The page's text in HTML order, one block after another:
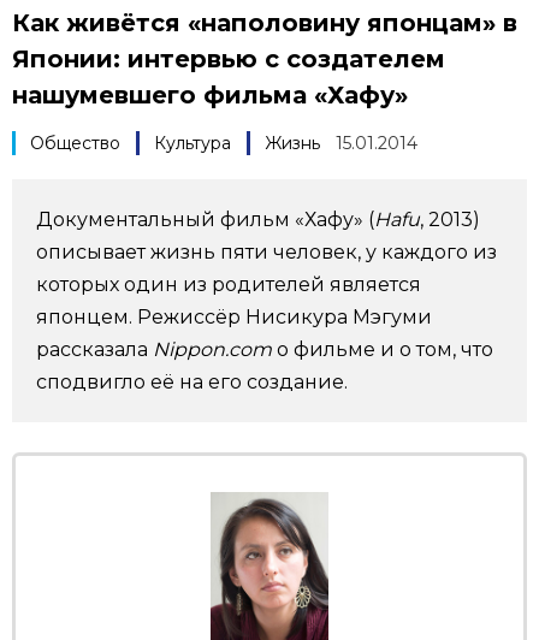
العربية
Путеводитель по Японии
Разделы
Люди
Блог
Политика
Популярные статьи
Японский язык
Японский калейдоскоп
official SNS
Как живётся «наполовину японцам» в
Японии: интервью с создателем
нашумевшего фильма «Хафу»
Общество Культура Жизнь 15.01.2014
Документальный фильм «Хафу» (Hafu, 2013)
описывает жизнь пяти человек, у каждого из
которых один из родителей является
японцем. Режиссёр Нисикура Мэгуми
рассказала Nippon.comо фильме и о том, что
сподвигло её на его создание.